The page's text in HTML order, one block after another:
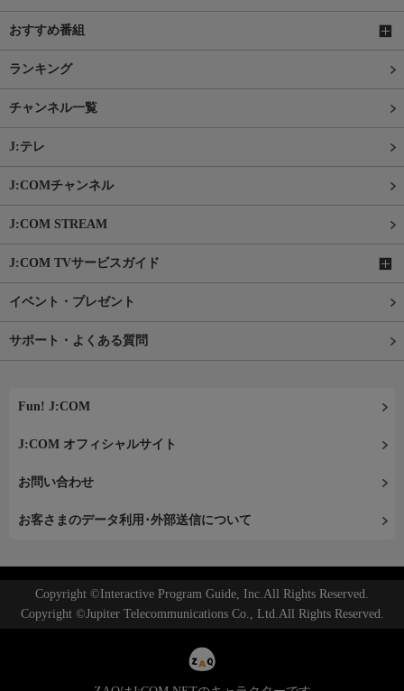
おすすめ番組
ランキング
チャンネル一覧
J:テレ
J:COMチャンネル
J:COM STREAM
J:COM TVサービスガイド
イベント・プレゼント
サポート・よくある質問
Fun! J:COM
J:COM オフィシャルサイト
お問い合わせ
お客さまのデータ利用･外部送信について
Copyright ©Interactive Program Guide, Inc.All Rights Reserved.
Copyright ©Jupiter Telecommunications Co., Ltd.All Rights Reserved.